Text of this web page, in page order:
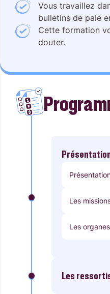
Vous travaillez
bulletins de paie
Cette formation
douter.
Les
Les
Les